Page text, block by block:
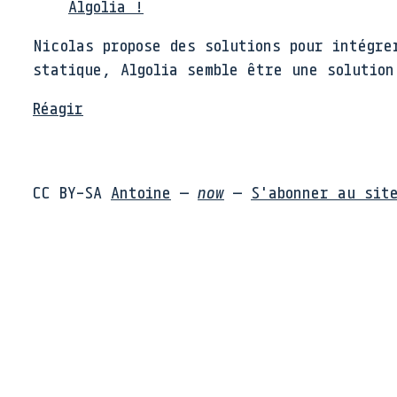
Algolia !
Nicolas propose des solutions pour
statique, Algolia semble être une
Réagir
CC BY-SA Antoine — now — S'abonner au